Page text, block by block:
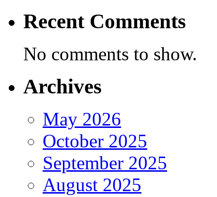
Recent Comments
No comments to show.
Archives
May 2026
October 2025
September 2025
August 2025